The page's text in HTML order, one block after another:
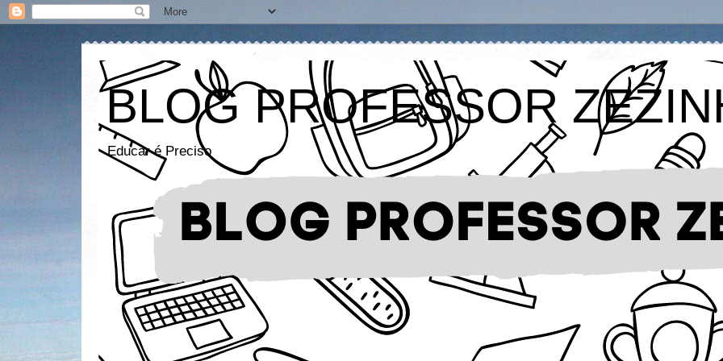
BLOG PROFESSOR
Educar é Preciso